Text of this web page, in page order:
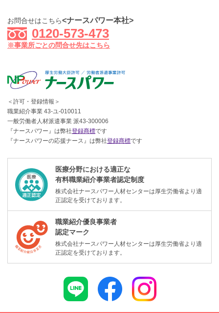
お問合せはこちら<ナースパワー本社>
0120-573-473
※事業所ごとの問合せ先はこちら
＜許可・登録情報＞
職業紹介事業 43-ユ-010011
一般労働者人材派遣事業 派43-300006
『ナースパワー』は弊社登録商標です
『ナースパワーの応援ナース』は弊社登録商標です
医療分野における適正な
有料職業紹介事業者認定制度
株式会社ナースパワー人材センターは厚生労働省より適
正認定を受けております。
職業紹介優良事業者
認定マーク
株式会社ナースパワー人材センターは厚生労働省より適
正認定を受けております。